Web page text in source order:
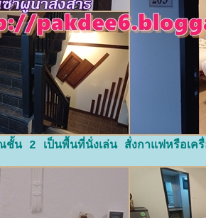
ชั้น 2 เป็นพื้นที่นั่งเล่น สั่งกาแฟหรือเครื่